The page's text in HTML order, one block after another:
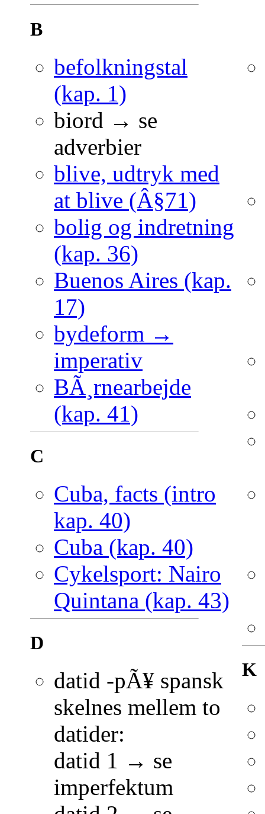
B
befolkningstal
(kap. 1)
biord → se
adverbier
blive, udtryk med
at blive (Â§71)
bolig og indretning
(kap. 36)
Buenos Aires (kap.
17)
bydeform →
imperativ
BÃ¸rnearbejde
(kap. 41)
C
Cuba, facts (intro
kap. 40)
Cuba (kap. 40)
Cykelsport: Nairo
Quintana (kap. 43)
D
datid -pÃ¥ spansk
skelnes mellem to
datider:
datid 1 → se
imperfektum
K